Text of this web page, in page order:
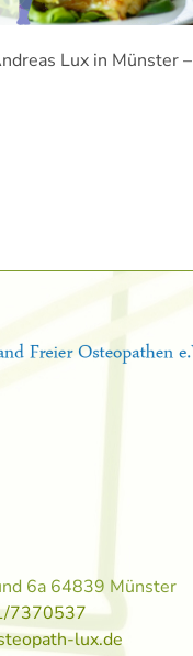
Lux in Münster
6a 64839 Münster
7370537
lux.de